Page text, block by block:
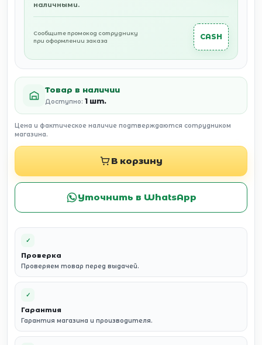
наличными.
Сообщите промокод сотруднику
при оформлении заказа
CASH
Товар в наличии
Доступно: 1 шт.
Цена и фактическое наличие подтверждаются сотрудником
магазина.
В корзину
Уточнить в WhatsApp
✓
Проверка
Проверяем товар перед выдачей.
✓
Гарантия
Гарантия магазина и производителя.